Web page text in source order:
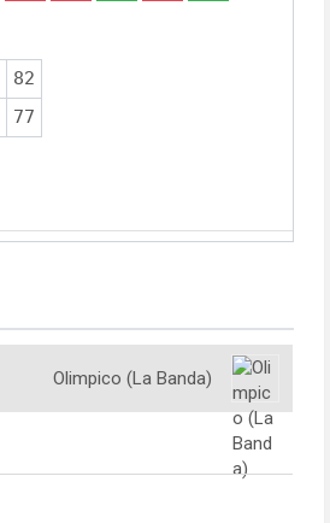
82
77
Olimpico (La Banda)